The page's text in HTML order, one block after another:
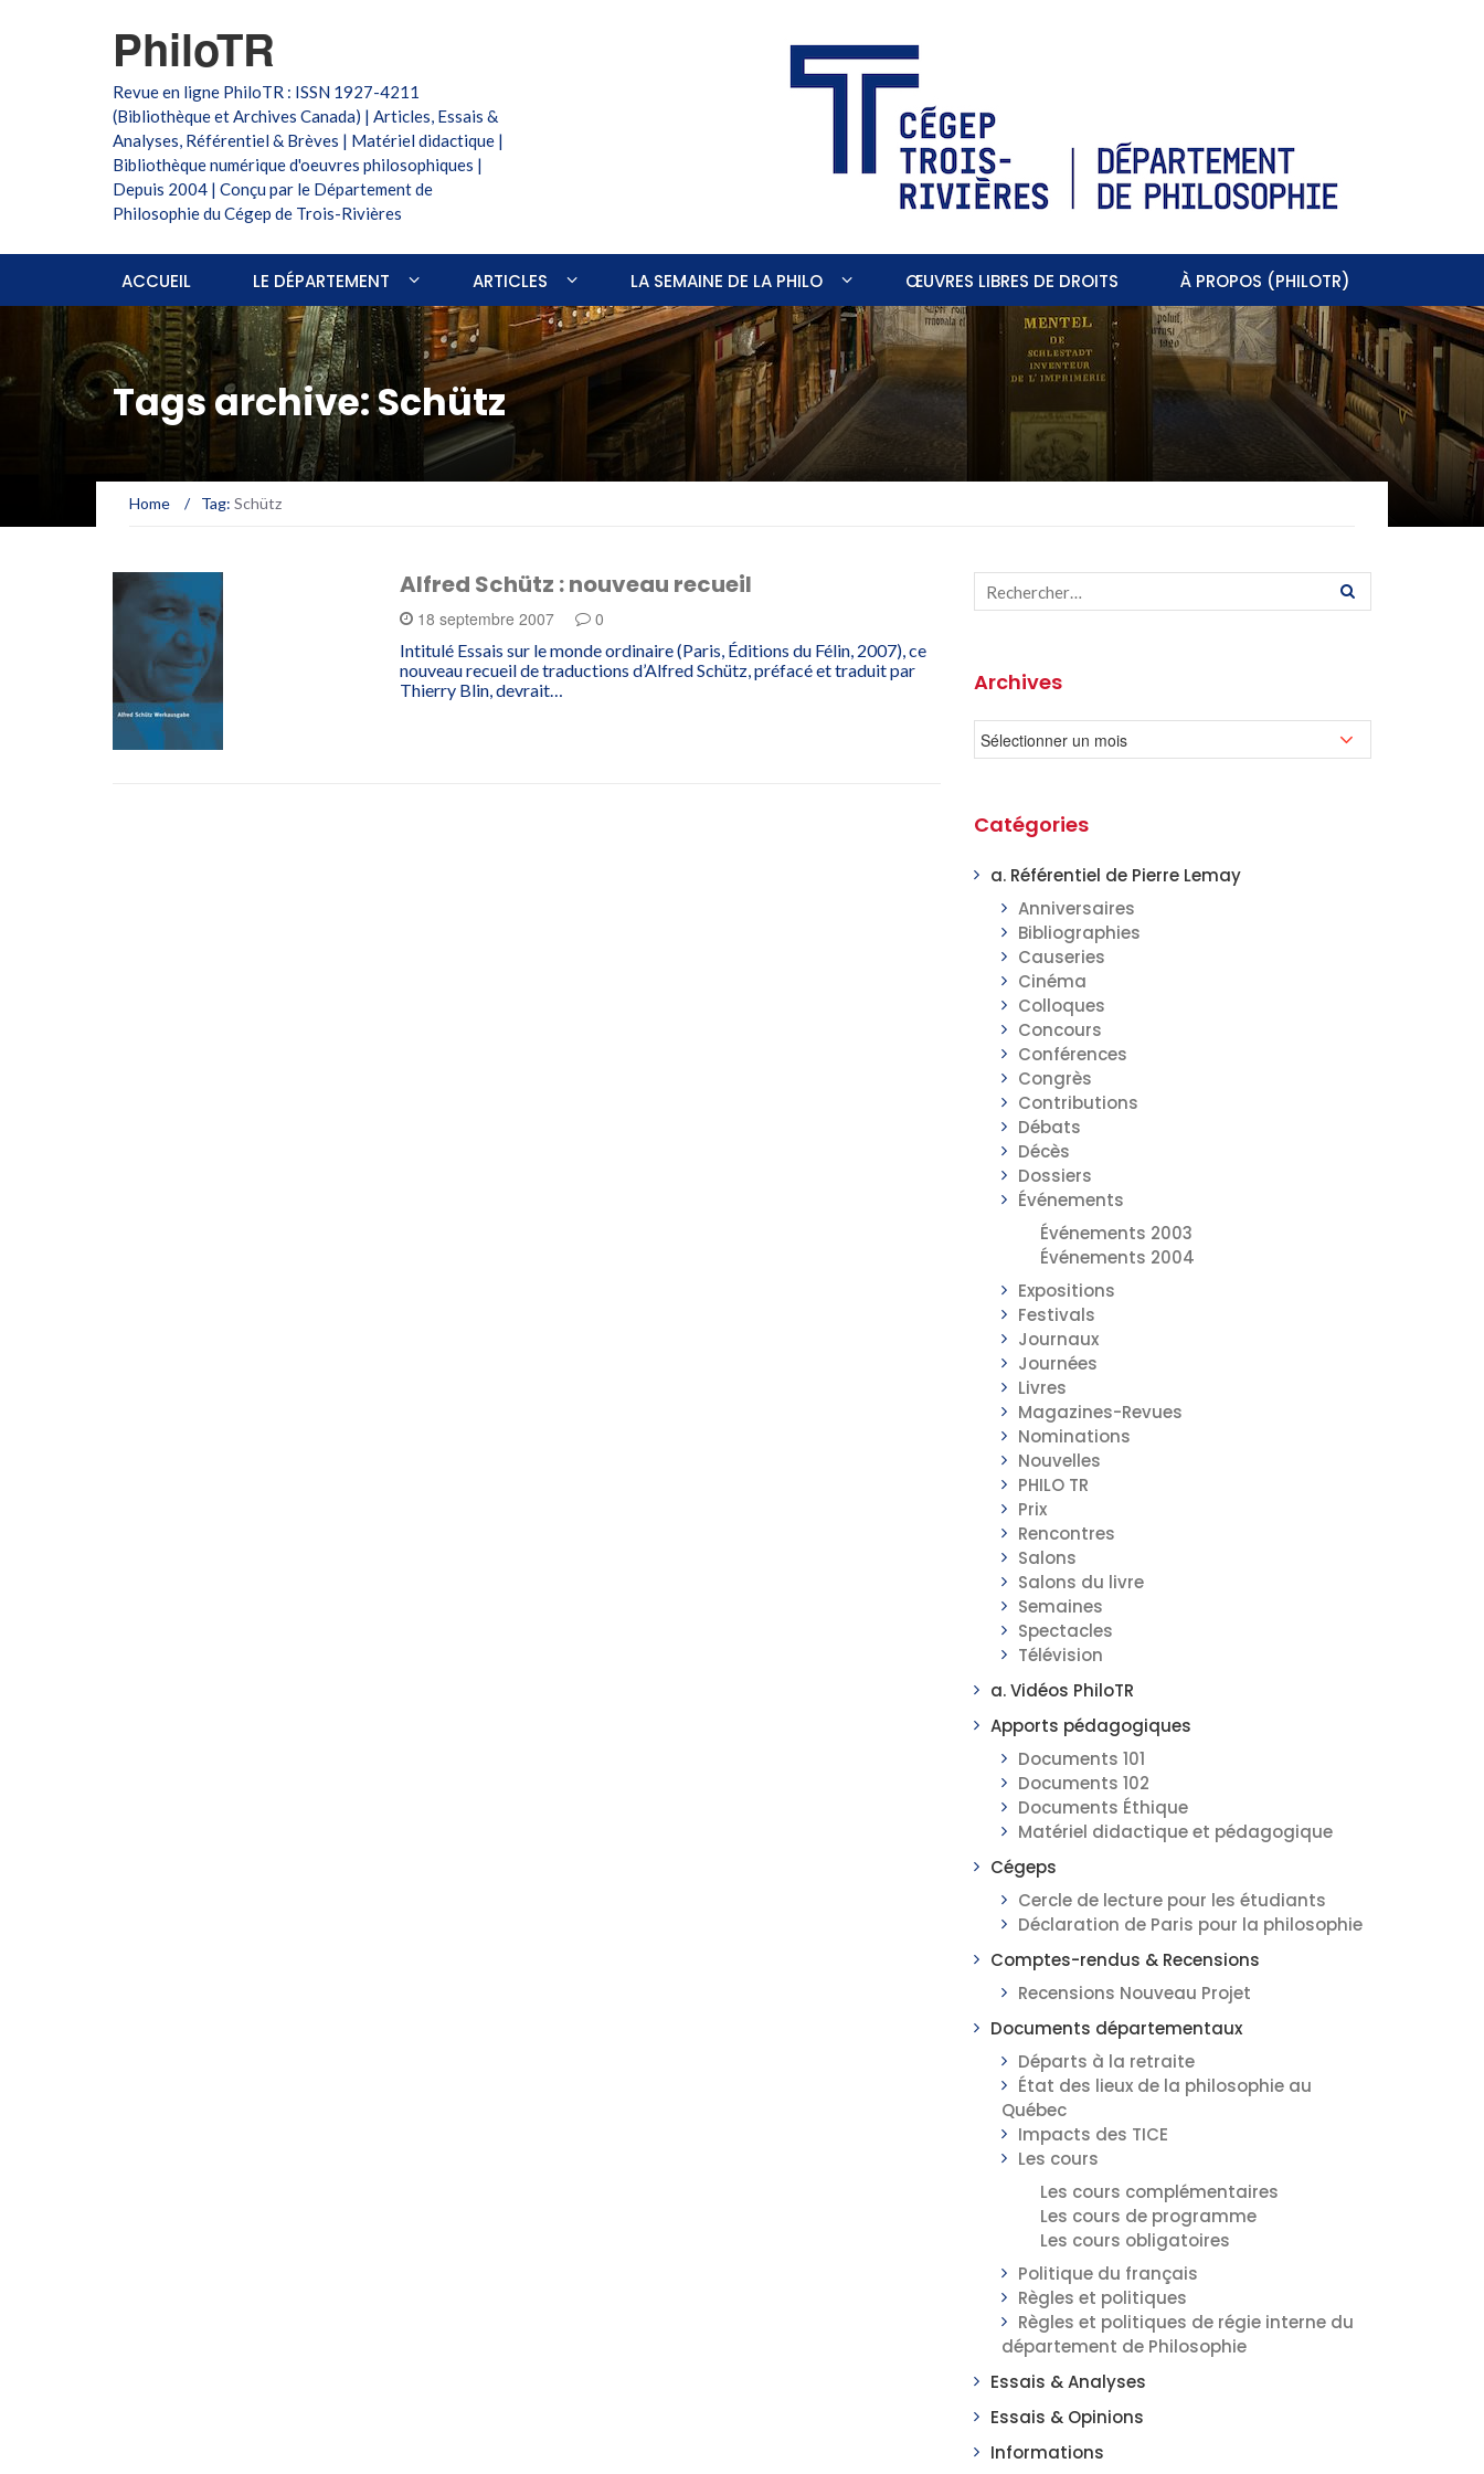
PhiloTR
Revue en ligne PhiloTR : ISSN 1927-4211
(Bibliothèque et Archives Canada) | Articles, Essais &
Analyses, Référentiel & Brèves | Matériel didactique |
Bibliothèque numérique d'oeuvres philosophiques |
Depuis 2004 | Conçu par le Département de
Philosophie du Cégep de Trois-Rivières
ACCUEIL LE DÉPARTEMENT ARTICLES LA SEMAINE DE LA PHILO ŒUVRES LIBRES DE DROITS À PROPOS (PHILOTR)
Tags archive: Schütz
Home / Tag: Schütz
Alfred Schütz : nouveau recueil
18 septembre 2007 0
Intitulé Essais sur le monde ordinaire (Paris, Éditions du Félin, 2007), ce
nouveau recueil de traductions d’Alfred Schütz, préfacé et traduit par
Thierry Blin, devrait…
Archives
Catégories
a. Référentiel de Pierre Lemay
Anniversaires
Bibliographies
Causeries
Cinéma
Colloques
Concours
Conférences
Congrès
Contributions
Débats
Décès
Dossiers
Événements
Événements 2003
Événements 2004
Expositions
Festivals
Journaux
Journées
Livres
Magazines-Revues
Nominations
Nouvelles
PHILO TR
Prix
Rencontres
Salons
Salons du livre
Semaines
Spectacles
Télévision
a. Vidéos PhiloTR
Apports pédagogiques
Documents 101
Documents 102
Documents Éthique
Matériel didactique et pédagogique
Cégeps
Cercle de lecture pour les étudiants
Déclaration de Paris pour la philosophie
Comptes-rendus & Recensions
Recensions Nouveau Projet
Documents départementaux
Départs à la retraite
État des lieux de la philosophie au
Québec
Impacts des TICE
Les cours
Les cours complémentaires
Les cours de programme
Les cours obligatoires
Politique du français
Règles et politiques
Règles et politiques de régie interne du
département de Philosophie
Essais & Analyses
Essais & Opinions
Informations